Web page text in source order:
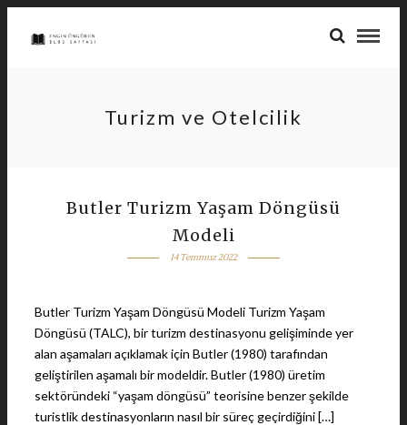
Turizm ve Otelcilik
Butler Turizm Yaşam Döngüsü
Modeli
14 Temmuz 2022
Butler Turizm Yaşam Döngüsü Modeli Turizm Yaşam
Döngüsü (TALC), bir turizm destinasyonu gelişiminde yer
alan aşamaları açıklamak için Butler (1980) tarafından
geliştirilen aşamalı bir modeldir. Butler (1980) üretim
sektöründeki “yaşam döngüsü” teorisine benzer şekilde
turistlik destinasyonların nasıl bir süreç geçirdiğini […]